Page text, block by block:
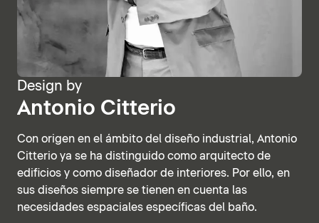
Design by
Antonio Citterio
Con origen en el ámbito del diseño industrial, Antonio
Citterio ya se ha distinguido como arquitecto de
edificios y como diseñador de interiores. Por ello, en
sus diseños siempre se tienen en cuenta las
necesidades espaciales específicas del baño.